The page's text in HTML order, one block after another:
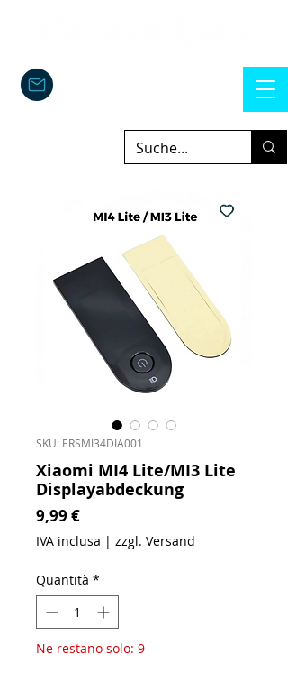
SKU: ERSMI34DIA001
Xiaomi MI4 Lite/MI3 Lite
Displayabdeckung
9,99 €Prezzo
IVA inclusa | zzgl. Versand
Quantità *
Ne restano solo: 9